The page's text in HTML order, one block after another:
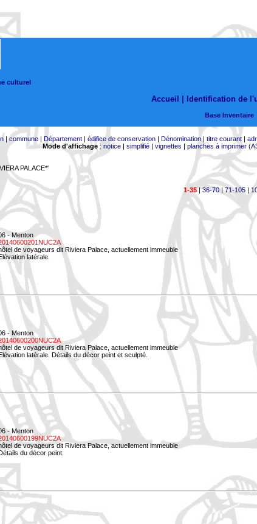
culturel
Accueil | Identification de
Base Inventaire
|commune| Département| édifice de conservation| Dénomination| titre courant|
Mode d'affichage: notice| simplifié| vignettes | planches à imprimer
PALACE*'
1-35|36-70|71-105|
- Menton
de voyageurs dit Riviera Palace, actuellement immeuble
latérale.
- Menton
de voyageurs dit Riviera Palace, actuellement immeuble
latérale. Détails du décor peint et sculpté.
- Menton
de voyageurs dit Riviera Palace, actuellement immeuble
du décor peint.